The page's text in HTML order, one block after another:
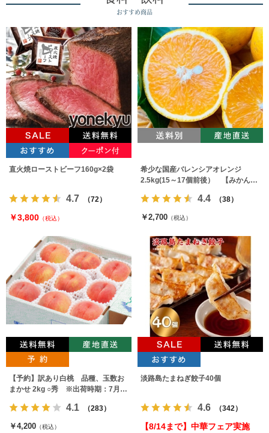
おすすめ商品
直火焼ローストビーフ160g×2袋
4.7 （72）
￥3,800 （税込）
希少な国産バレンシアオレンジ
2.5kg(15～17個前後） 【みかんの
4.4 （38）
￥2,700 （税込）
【予約】訳あり白桃 品種、玉数お
まかせ 2kg ○秀 ※出荷時期：7月下
4.1 （283）
￥4,200 （税込）
淡路島たまねぎ餃子40個
4.6 （342）
【8/14まで】中華フェア実施